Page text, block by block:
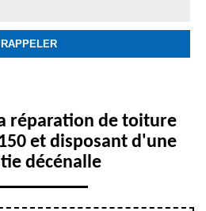
réparation de toiture
et disposant d'une
décénalle